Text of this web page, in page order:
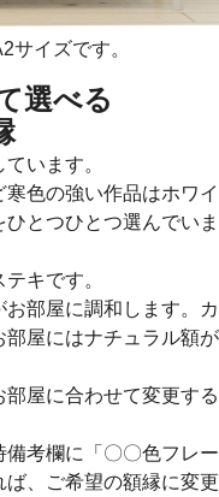
サイズです。
選べる
います。
色の強い作品はホワイ
とつひとつ選んでいま
キです。
部屋に調和します。カ
部屋にはナチュラル額が
屋に合わせて変更する
考欄に「〇〇色フレー
、ご希望の額縁に変更